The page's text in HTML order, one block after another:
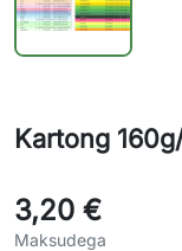
Kartong
3,20 €
Maksudega